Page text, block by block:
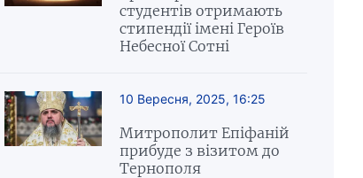
студентів отримають
стипендії імені Героїв
Небесної Сотні
10 Вересня, 2025, 16:25
Митрополит Епіфаній
прибуде з візитом до
Тернополя